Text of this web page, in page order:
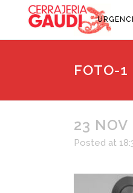
FOTO-1
23 NOV
Posted at